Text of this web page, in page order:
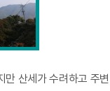
산세가 수려하고 주